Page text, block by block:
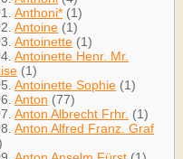
Anthoni* (1)
Antoine (1)
Antoinette (1)
Antoinette Henr. Mr.
(1)
Antoinette Sophie (1)
Anton (77)
Anton Albrecht Frhr. (1)
Anton Alfred Franz. Graf